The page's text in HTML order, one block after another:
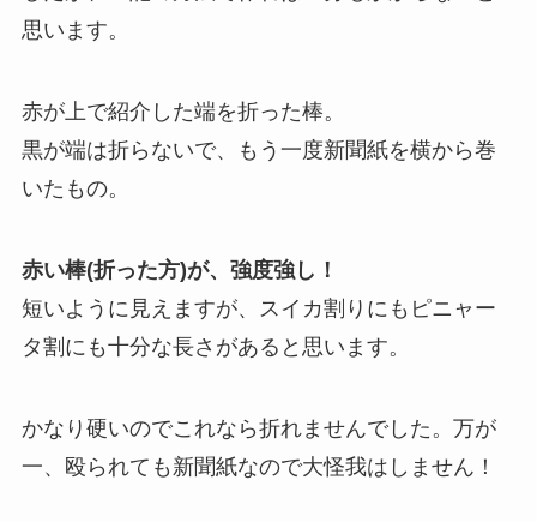
思います。
赤が上で紹介した端を折った棒。
黒が端は折らないで、もう一度新聞紙を横から巻
いたもの。
赤い棒(折った方)が、強度強し！
短いように見えますが、スイカ割りにもピニャー
タ割にも十分な長さがあると思います。
かなり硬いのでこれなら折れませんでした。万が
一、殴られても新聞紙なので大怪我はしません！